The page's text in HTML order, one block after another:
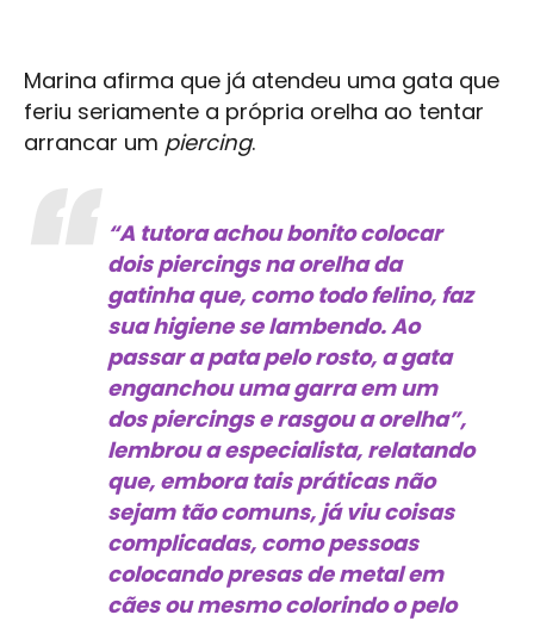
Marina afirma que já atendeu uma gata que
feriu seriamente a própria orelha ao tentar
arrancar um piercing.
“A tutora achou bonito colocar
dois piercings na orelha da
gatinha que, como todo felino, faz
sua higiene se lambendo. Ao
passar a pata pelo rosto, a gata
enganchou uma garra em um
dos piercings e rasgou a orelha”,
lembrou a especialista, relatando
que, embora tais práticas não
sejam tão comuns, já viu coisas
complicadas, como pessoas
colocando presas de metal em
cães ou mesmo colorindo o pelo